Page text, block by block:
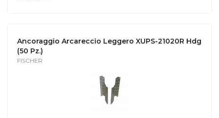
Ancoraggio Arcareccio Leggero XUPS-21020R Hdg
(50 Pz.)
FISCHER